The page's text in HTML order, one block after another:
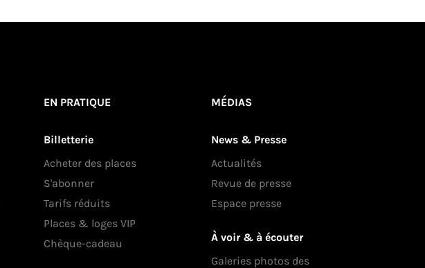
EN PRATIQUE
Billetterie
Acheter des places
S'abonner
Tarifs réduits
Places & loges VIP
Chèque-cadeau
MÉDIAS
News & Presse
Actualités
Revue de presse
Espace presse
À voir & à écouter
Galeries photos des